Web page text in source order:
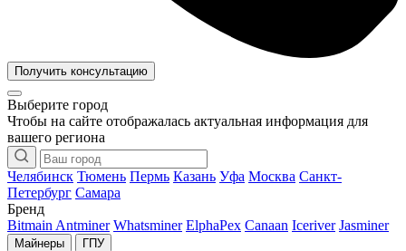
Получить консультацию
Выберите город
Чтобы на сайте отображалась актуальная информация для
вашего региона
Челябинск Тюмень Пермь Казань Уфа Москва Санкт-
Петербург Самара
Бренд
Bitmain Antminer Whatsminer ElphaPex Canaan Iceriver Jasminer
Майнеры ГПУ